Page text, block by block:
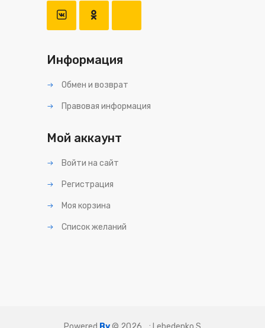
Информация
Обмен и возврат
Правовая информация
Мой аккаунт
Войти на сайт
Регистрация
Моя корзина
Список желаний